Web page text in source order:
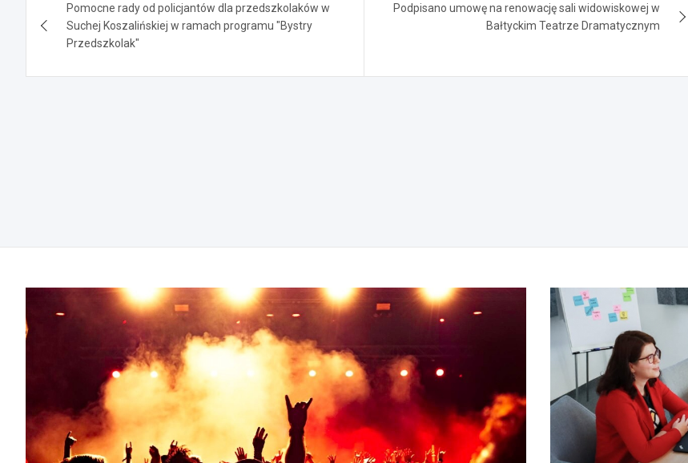
wpisuPomocne rady od policjantów dla przedszkolaków w
Suchej Koszalińskiej w ramach programu "Bystry
Przedszkolak"
Podpisano umowę na renowację sali widowiskowej w
Bałtyckim Teatrze Dramatycznym